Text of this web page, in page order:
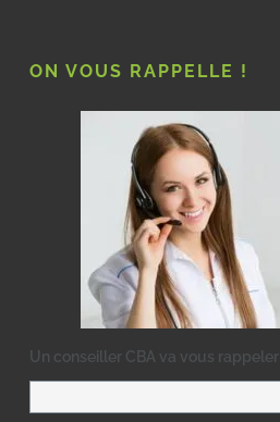
ON VOUS RAPPELLE !
Un conseiller CBA va vous rappeler!